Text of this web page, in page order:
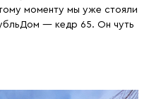
моменту мы уже стояли
— кедр 65. Он чуть